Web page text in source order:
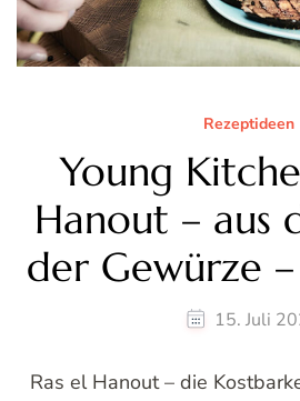
Rezeptideen
Young
Hanout – aus
der Gewürze
15. Juli
Ras el Hanout – die